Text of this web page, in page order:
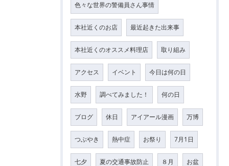
色々な世界の警備員さん事情
本社近くのお店 最近起きた出来事
本社近くのオススメ料理店 取り組み
アクセス イベント 今日は何の日
水野 調べてみました！ 何の日
ブログ 休日 アイアール漫画 万博
つぶやき 熱中症 お祭り 7月1日
七夕 夏の交通事故防止 ８月 お盆